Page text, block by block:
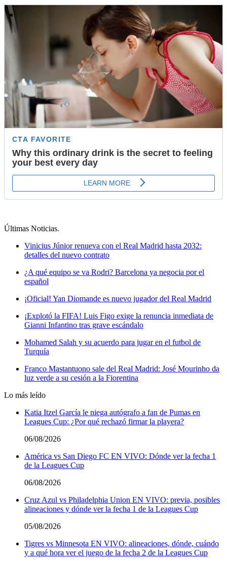
Últimas Noticias.
Vinicius Júnior renueva con el Real Madrid hasta 2032:
detalles del nuevo contrato
¿A qué equipo se va Rodri? Barcelona ya negocia por el
español
¡Oficial! Yan Diomande es nuevo jugador del Real Madrid
¡Explotó la FIFA! Luis Figo exige la renuncia inmediata de
Gianni Infantino tras grave escándalo
Mohamed Salah y su acuerdo para jugar en el futbol de
Turquía
Franco Mastantuono sale del Real Madrid: José Mourinho da
luz verde a su cesión a la Fiorentina
Lo más leído
Katia Itzel García le niega autógrafo a fan de Pumas en
Leagues Cup: ¿Por qué rechazó firmar la playera?
06/08/2026
América vs San Diego FC EN VIVO: Dónde ver la fecha 1
de la Leagues Cup
06/08/2026
Cruz Azul vs Philadelphia Union EN VIVO: previa, posibles
alineaciones y dónde ver la fecha 1 de la Leagues Cup
05/08/2026
Tigres vs Minnesota EN VIVO: alineaciones, dónde, cuándo
y a qué hora ver el juego de la fecha 2 de la Leagues Cup